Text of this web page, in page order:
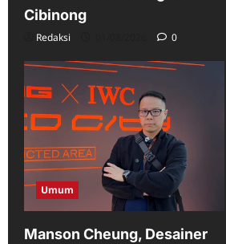
Cibinong
Redaksi 0
Umum
Manson Cheung, Desainer